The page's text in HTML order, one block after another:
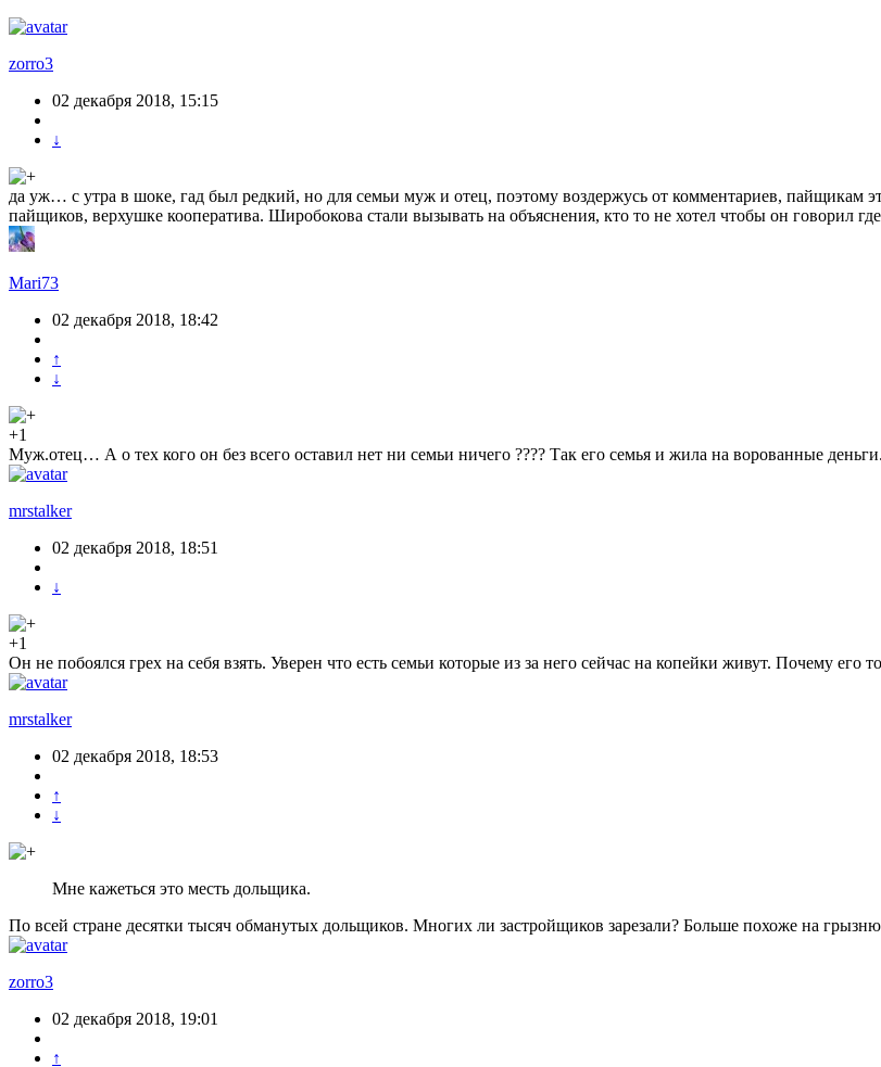
zorro3
02 декабря 2018, 15:15
↓
да уж… с утра в шоке, гад был редкий, но для семьи муж и отец, поэтому воздержусь от комментариев, пайщикам
пайщиков, верхушке кооператива. Широбокова стали вызывать на объяснения, кто то не хотел чтобы он говорил
Mari73
02 декабря 2018, 18:42
↑
↓
+1
Муж.отец… А о тех кого он без всего оставил нет ни семьи ничего ???? Так его семья и жила на ворованные
mrstalker
02 декабря 2018, 18:51
↓
+1
Он не побоялся грех на себя взять. Уверен что есть семьи которые из за него сейчас на копейки живут. Почему его
mrstalker
02 декабря 2018, 18:53
↑
↓
Мне кажеться это месть дольщика.
По всей стране десятки тысяч обманутых дольщиков. Многих ли застройщиков зарезали? Больше похоже на
zorro3
02 декабря 2018, 19:01
↑